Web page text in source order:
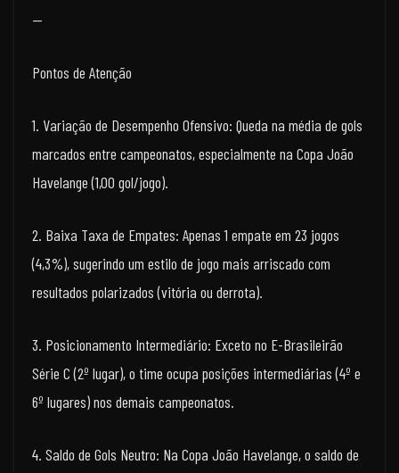
—
Pontos de Atenção
1. Variação de Desempenho Ofensivo: Queda na média de gols
marcados entre campeonatos, especialmente na Copa João
Havelange (1,00 gol/jogo).
2. Baixa Taxa de Empates: Apenas 1 empate em 23 jogos
(4,3%), sugerindo um estilo de jogo mais arriscado com
resultados polarizados (vitória ou derrota).
3. Posicionamento Intermediário: Exceto no E-Brasileirão
Série C (2º lugar), o time ocupa posições intermediárias (4º e
6º lugares) nos demais campeonatos.
4. Saldo de Gols Neutro: Na Copa João Havelange, o saldo de